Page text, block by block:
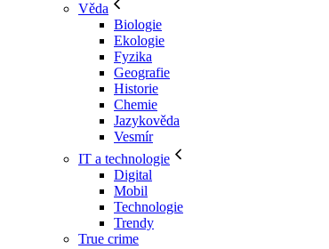
Věda
Biologie
Ekologie
Fyzika
Geografie
Historie
Chemie
Jazykověda
Vesmír
IT a technologie
Digital
Mobil
Technologie
Trendy
True crime